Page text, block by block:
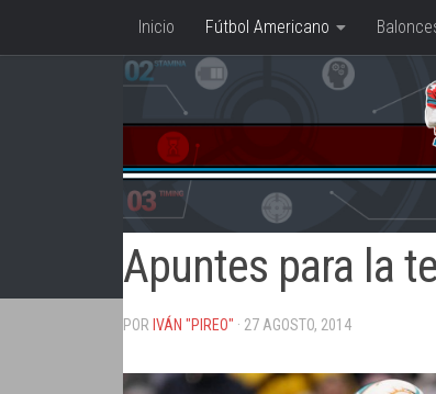
Saltar al contenido
Inicio Fútbol Americano
Apuntes para la
POR IVÁN "PIREO" · 27 AGOSTO, 2014